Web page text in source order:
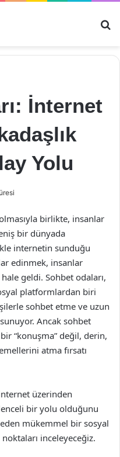
İnternet
Yolu
birlikte, insanlar
bir dünyada
internetin sunduğu
edinmek, insanlar
geldi. Sohbet odaları,
platformlardan biri
sohbet etme ve uzun
Ancak sohbet
“konuşma” değil, derin,
atma fırsatı
üzerinden
bir yolu olduğunu
mükemmel bir sosyal
inceleyeceğiz.